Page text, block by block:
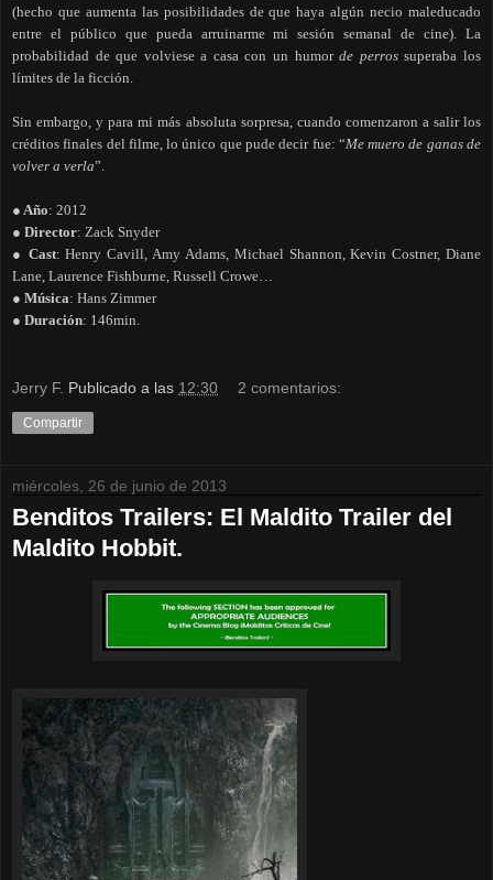
(hecho que aumenta las posibilidades de que haya algún necio maleducado
entre el público que pueda arruinarme mi sesión semanal de cine). La
probabilidad de que volviese a casa con un humorde perrossuperaba los
límites de la ficción.
Sin embargo, y para mi más absoluta sorpresa, cuando comenzaron a salir los
créditos finales del filme, lo único que pude decir fue: “Me muero de ganas de
volver a verla”.
● Año: 2012
● Director: Zack Snyder
● Cast: Henry Cavill, Amy Adams, Michael Shannon, Kevin Costner, Diane
Lane, Laurence Fishburne, Russell Crowe…
● Música: Hans Zimmer
● Duración: 146min.
Jerry F. Publicado a las 12:30 2 comentarios:
Compartir
miércoles, 26 de junio de 2013
Benditos Trailers: El Maldito Trailer del
Maldito Hobbit.